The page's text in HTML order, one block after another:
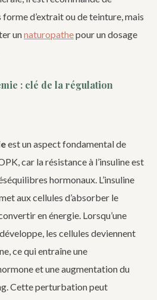
d’extrait ou de teinture, mais
unnaturopathepour un dosage
: clé de la régulation
est un aspect fondamental de
car la résistance à l’insuline est
hormonaux. L’insuline
aux cellules d’absorber le
en énergie. Lorsqu’une
les cellules deviennent
ce qui entraîne une
et une augmentation du
Cette perturbation peut